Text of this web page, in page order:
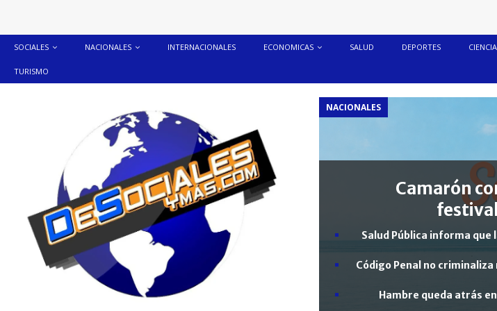
SOCIALES NACIONALES INTERNACIONALES ECONOMICAS SALUD DEPORTES
TURISMO
NACIONALES
Camarón
Salud Pública informa que
Código Penal no
Hambre queda atrás